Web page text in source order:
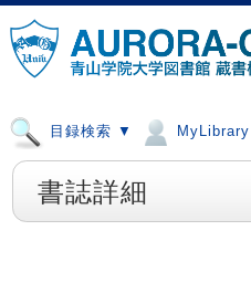
目録検索 ▼
書誌詳細